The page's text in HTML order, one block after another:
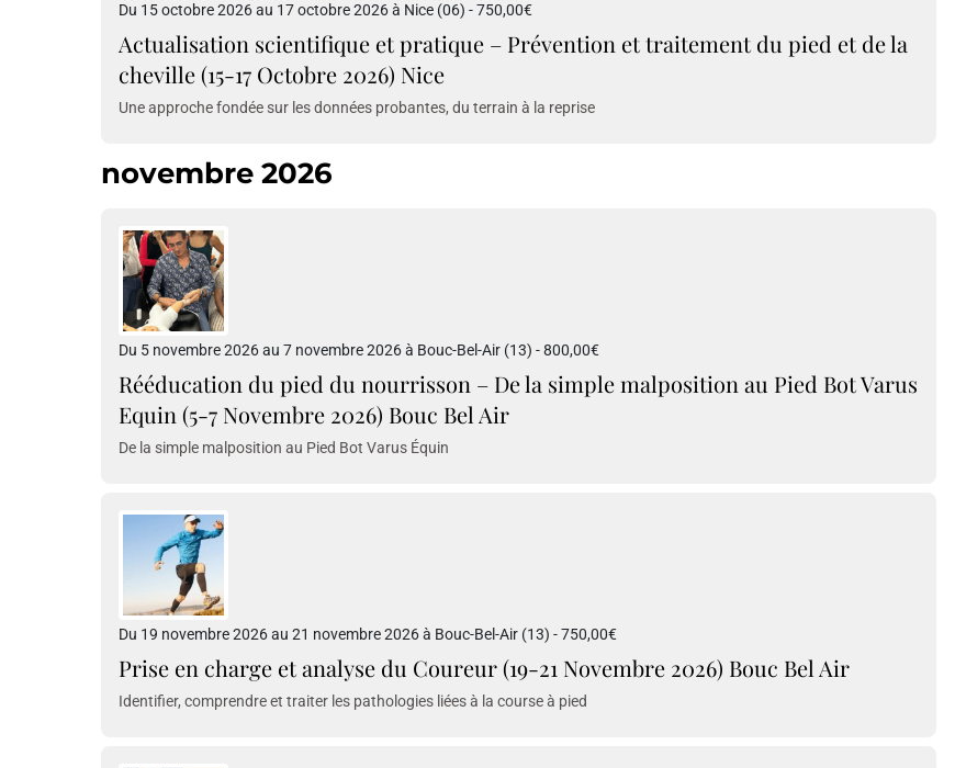
Du 15 octobre 2026 au 17 octobre 2026 à Nice (06) - 750,00€
Actualisation scientifique et pratique – Prévention et traitement du pied et de la
cheville (15-17 Octobre 2026) Nice
Une approche fondée sur les données probantes, du terrain à la reprise
novembre 2026
Du 5 novembre 2026 au 7 novembre 2026 à Bouc-Bel-Air (13) - 800,00€
Rééducation du pied du nourrisson – De la simple malposition au Pied Bot Varus
Equin (5-7 Novembre 2026) Bouc Bel Air
De la simple malposition au Pied Bot Varus Équin
Du 19 novembre 2026 au 21 novembre 2026 à Bouc-Bel-Air (13) - 750,00€
Prise en charge et analyse du Coureur (19-21 Novembre 2026) Bouc Bel Air
Identifier, comprendre et traiter les pathologies liées à la course à pied